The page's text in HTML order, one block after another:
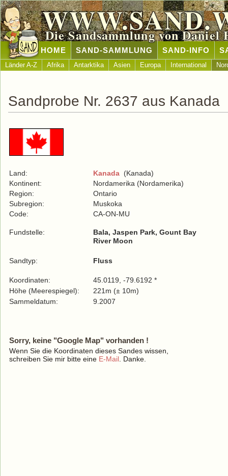
Die Sandsammlung von Daniel
HOME SAND-SAMMLUNG SAND-INFO
Länder A-Z Afrika Antarktika Asien Europa International
Sandprobe Nr. 2637 aus Kanada
Land: Kanada (Kanada)
Kontinent:
Nordamerika (Nordamerika)
Region:
Ontario
Subregion:
Muskoka
Code:
CA-ON-MU
Fundstelle:
Bala, Jaspen Park, Gount Bay
River Moon
Sandtyp: Fluss
Koordinaten:
45.0119, -79.6192 *
Höhe (Meerespiegel):
221m (± 10m)
Sammeldatum:
9.2007
Sorry, keine "Google Map" vorhanden !
Wenn Sie die Koordinaten dieses Sandes wissen,
schreiben Sie mir bitte eine E-Mail . Danke.